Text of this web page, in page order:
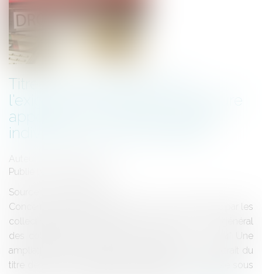
Titres exécutoires de l'Etat :
l'exigence de l'identique signature
apposée sur le titre de recette
individuel et sur le bordereau
Auteur : PORCHET Thomas
Publié le :
Source :
Concernant les titres exécutoires émis notamment par les
collectivités locales, l'article L. 1617-5 du code général
des collectivités territoriales, dispose que : « (…) 4° Une
ampliation du titre de recettes individuel ou de l’extrait du
titre de recettes collectif est adressée au redevable sous